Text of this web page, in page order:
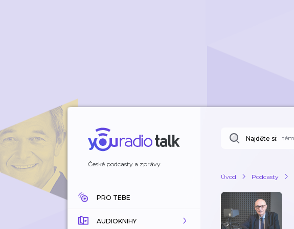
České podcasty a zprávy
PRO TEBE
AUDIOKNIHY
Najděte si:
Úvod Podcasty